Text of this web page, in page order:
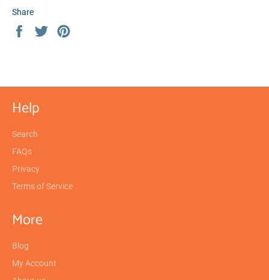
Share
Share
Tweet
Help
Search
FAQs
Privacy
Terms of Service
More
Blog
My Account